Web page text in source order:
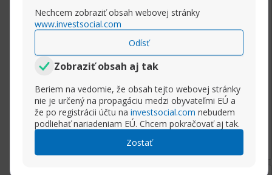
Nechcem zobraziť obsah webovej stránky
www.investsocial.com
Odísť
Zobraziť obsah aj tak
Beriem na vedomie, že obsah tejto webovej stránky
nie je určený na propagáciu medzi obyvateľmi EÚ a
že po registrácii účtu na investsocial.com nebudem
podliehať nariadeniam EÚ. Chcem pokračovať aj tak.
Zostať
와 교육 자료가 지속적으로 제공되며, 고객 지원팀
이 여러 언어로 문의를 처리합니다.
결론
바이비트는 다양한 기능과 안전성을 갖춘 암호화폐
거래소로, 많은 트레이더들에게 인기를 얻고 있습니
다. 초보자와 경험이 풍부한 트레이더 모두에게 유
용한 플랫폼으로, 암호화폐 거래의 세계에 발을 내
딛고자 하는 이들에게 강력하게 추천할 수 있습니
다. 그러나 모든 거래에는 리스크가 따르므로 충분
správa o zmene ceny.
Okamžité vykonávanie príkazov
Výhody:
• možnosť vstúpiť na trh pri zvolenej cene;
• vysoká presnosť vykonania príkazu;
Nevýhody:
• ceny sa mnohokrát menia a broker často
vyžaduje povolenie na otvorenie obchodu za
inú cenu, ak sa zmení potom, čo obchodník
Rozbaliť príspevok